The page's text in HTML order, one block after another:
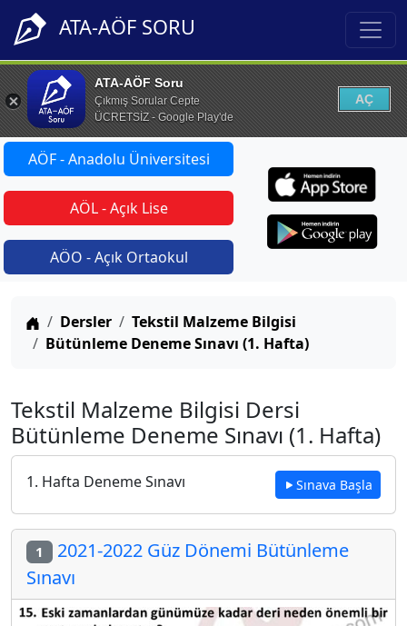
ATA-AÖF SORU
ATA-AÖF Soru
Çıkmış Sorular Cepte
ÜCRETSİZ - Google Play'de
AÇ
AÖF - Anadolu Üniversitesi
AÖL - Açık Lise
AÖO - Açık Ortaokul
Anasayfa
Dersler
Tekstil Malzeme Bilgisi
Bütünleme Deneme Sınavı (1. Hafta)
Tekstil Malzeme Bilgisi Dersi
Bütünleme Deneme Sınavı (1. Hafta)
1. Hafta Deneme Sınavı Sınava Başla
1 2021-2022 Güz Dönemi Bütünleme
Sınavı